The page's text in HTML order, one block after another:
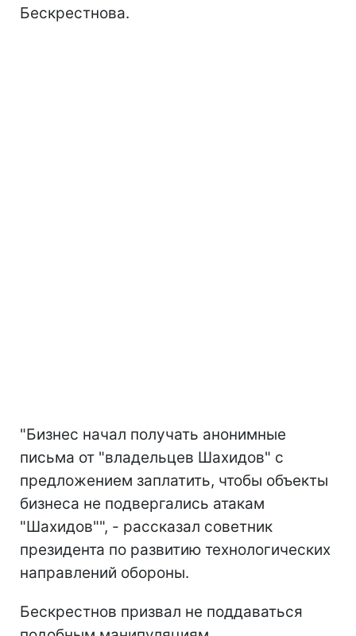
Бескрестнова.
"Бизнес начал получать анонимные
письма от "владельцев Шахидов" с
предложением заплатить, чтобы объекты
бизнеса не подвергались атакам
"Шахидов"", - рассказал советник
президента по развитию технологических
направлений обороны.
Бескрестнов призвал не поддаваться